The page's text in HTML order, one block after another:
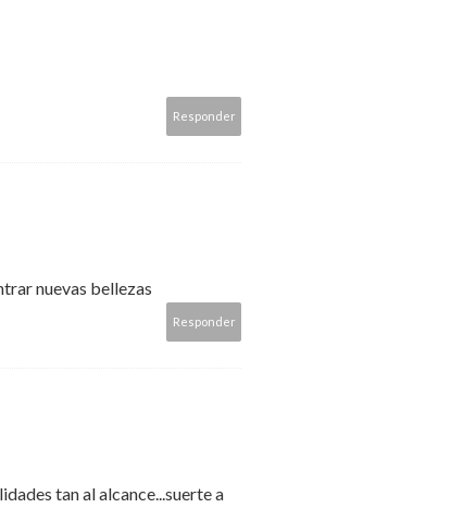
Responder
nuevas bellezas
Responder
tan al alcance...suerte a